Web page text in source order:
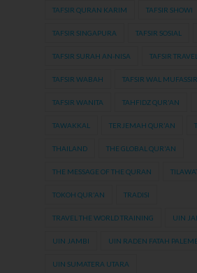
TAFSIR QURAN KARIM TAFSIR SHOWI
TAFSIR SINGAPURA TAFSIR SOSIAL
TAFSIR SURAH AN-NISA TAFSIR
TAFSIR WABAH TAFSIR WAL
TAFSIR WANITA TAHFIDZ QUR'AN
TAWAKKAL TERJEMAH QUR'AN
THAILAND THE GLOBAL QUR'AN
THE MESSAGE OF THE QURAN
TOKOH QUR'AN TRADISI
TRAVEL THE WORLD TRAINING UIN
UIN JAMBI UIN RADEN FATAH
UIN SUMATERA UTARA